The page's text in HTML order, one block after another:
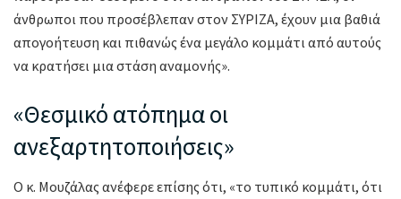
άνθρωποι που προσέβλεπαν στον ΣΥΡΙΖΑ, έχουν μια βαθιά
απογοήτευση και πιθανώς ένα μεγάλο κομμάτι από αυτούς
να κρατήσει μια στάση αναμονής».
«Θεσμικό ατόπημα οι
ανεξαρτητοποιήσεις»
O κ. Μουζάλας ανέφερε επίσης ότι, «το τυπικό κομμάτι, ότι